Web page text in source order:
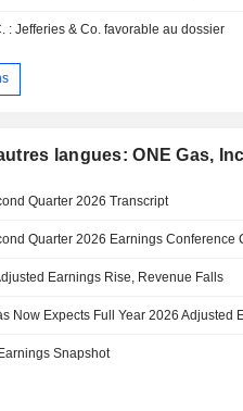
: Jefferies & Co. favorable au dossier
langues: ONE Gas,
Quarter 2026 Transcript
Earnings Rise, Revenue Falls
Snapshot